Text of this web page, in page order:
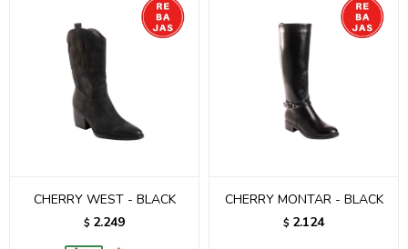
CHERRY WEST - BLACK
$ 2.249
CHERRY MONTAR - BLACK
$ 2.124